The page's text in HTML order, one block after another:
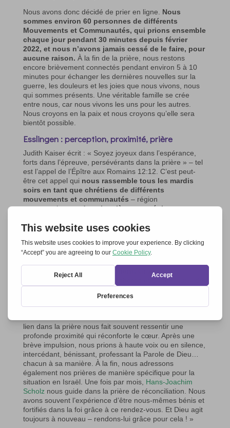
Nous avons donc décidé de prier en ligne. Nous
sommes environ 60 personnes de différents
Mouvements et Communautés, qui prions ensemble
chaque jour pendant 30 minutes depuis février
2022, et nous n’avons jamais cessé de le faire, pour
aucune raison. À la fin de la prière, nous restons
encore brièvement connectés pendant environ 5 à 10
minutes pour échanger les dernières nouvelles sur la
guerre, les douleurs et les joies que nous vivons, nous
qui sommes présents. Une véritable famille se crée
entre nous, car nous vivons les uns pour les autres.
Nous croyons en la paix et nous croyons qu’elle sera
bientôt possible.
Esslingen : perception, proximité, prière
Judith Kaiser écrit : « Soyez joyeux dans l’espérance,
forts dans l’épreuve, persévérants dans la prière » – tel
est l’appel de l’Épître aux Romains 12:12. C’est peut-
être cet appel qui nous rassemble tous les mardis
soirs en tant que chrétiens de différents
mouvements et communautés – région
germanophone– dans la prière œcuménique sur
Dans notre prière pour une paix juste, nous plaçons
notre confiance dans l’aide du Seigneur dans tous les
besoins dont nous sommes conscients.
de 10 à 20 personnes qui prient.
Grâce à la
participation de Miroslav d’Uzhhorod et parfois aussi de
Leurs perceptions, leurs récits, leurs
salutations et leurs demandes nous aident à prier
lien dans la prière nous fait souvent ressentir une
profonde proximité qui réconforte le cœur. Après une
brève impulsion, nous prions à haute voix ou en silence,
intercédant, bénissant, professant la Parole de Dieu…
chacun à sa manière. À la fin, nous adressons
également nos prières de manière spécifique pour la
situation en Israël. Une fois par mois, Hans-Joachim
Scholz nous guide dans la prière de réconciliation. Nous
avons souvent l’expérience d’être nous-mêmes bénis et
fortifiés dans la foi grâce à ce rendez-vous. Et Dieu agit
toujours à nouveau – rendons-lui grâce pour cela ! »